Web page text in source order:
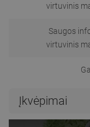
virtuvinis
Saugos
virtuvinis
Įkvėpimai